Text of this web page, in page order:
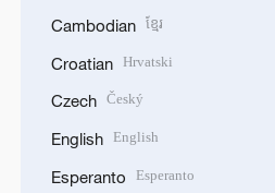
Cambodian ខ្មែរ
Croatian Hrvatski
Czech Český
English English
Esperanto Esperanto